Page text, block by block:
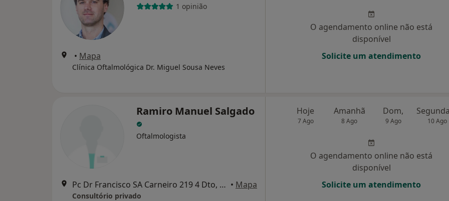
1 opinião
• Mapa
Clínica Oftalmológica Dr. Miguel Sousa Neves
O agendamento online não está
disponível
Solicite um atendimento
Ramiro Manuel Salgado
Oftalmologista
Pc Dr Francisco SA Carneiro 219 4 Dto, Porto • Mapa
Consultório privado
Hoje
7 Ago
Amanhã
8 Ago
Dom,
9 Ago 10 Ago
O agendamento online não está
disponível
Solicite um atendimento